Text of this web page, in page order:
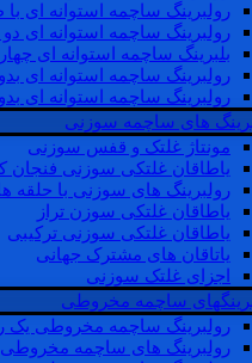
رولبرینگ ساچمه استوانه ای با
رولبرینگ ساچمه استوانه ای دو
بلبرینگ ساچمه استوانه ای
رولبرینگ ساچمه استوانه ای
رولبرینگ ساچمه استوانه ای
های ساچمه سوزنی
مونتاژ غلتک و قفس سوزنی
یاطاقان غلتکی سوزنی فنجان
رولبرینگ های سوزنی با حلقه
یاطاقان غلتکی سوزن تراز
یاطاقان غلتکی سوزنی ترکیبی
یاتاقان های مشترک جهانی
اجزای غلتک سوزنی
ساچمه مخروطی
رولبرینگ ساچمه مخروطی یک
رولبرینگ های ساچمه مخروطی